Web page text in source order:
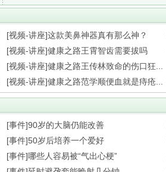
[视频-讲座]这款美鼻神器真有那么神？
[视频-讲座]健康之路王霄智齿需要拔吗
[视频-讲座]健康之路王传林致命的伤口狂...
[视频-讲座]健康之路范学顺便血就是痔疮...
[事件]90岁的大脑仍能改善
[事件]50岁后培养一个爱好
[事件]哪些人容易被“气出心梗”